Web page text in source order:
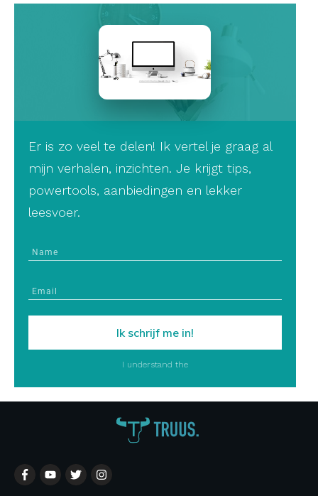
Er is zo veel te delen! Ik vertel je graag al
mijn verhalen, inzichten. Je krijgt tips,
powertools, aanbiedingen en lekker
leesvoer.
Ik schrijf me in!
I understand the